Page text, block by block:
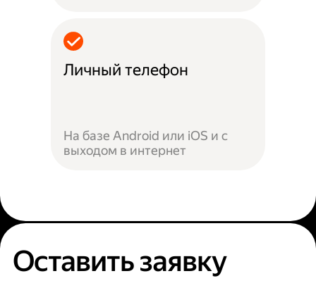
Личный телефон
На базе Android или iOS и с
выходом в интернет
Оставить заявку